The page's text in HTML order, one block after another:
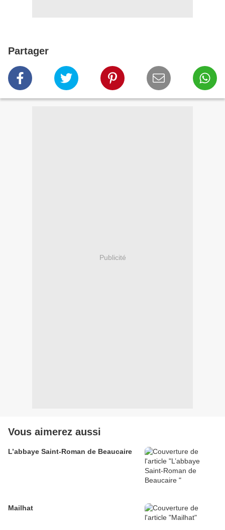
Partager
Publicité
Vous aimerez aussi
L’abbaye Saint-Roman de Beaucaire
Mailhat